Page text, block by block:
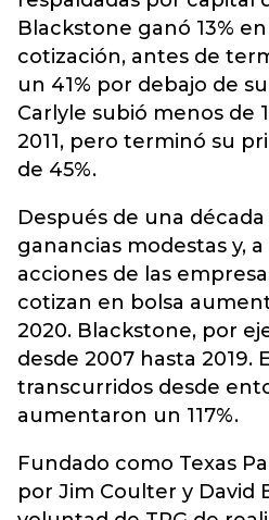
Blackstone ganó 13%
cotización, antes de
un 41% por debajo de
Carlyle subió menos de
2011, pero terminó su
de 45%.
Después de una década
ganancias modestas y,
acciones de las
cotizan en bolsa
2020. Blackstone, por
desde 2007 hasta 2019.
transcurridos desde
aumentaron un 117%.
Fundado como Texas
por Jim Coulter y David